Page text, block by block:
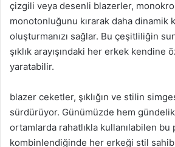
çizgili veya desenli blazerler,
monotonluğunu kırarak daha dinamik
oluşturmanızı sağlar. Bu çeşitliliğin
şıklık arayışındaki her erkek kendine
yaratabilir.
blazer ceketler, şıklığın ve stilin
sürdürüyor. Günümüzde hem
ortamlarda rahatlıkla kullanılabilen bu
kombinlendiğinde her erkeği stil